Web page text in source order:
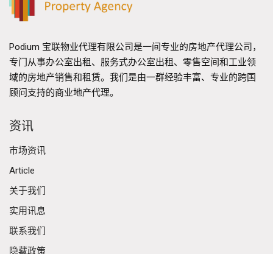
Podium 宝联物业代理有限公司是一间专业的房地产代理公司，
专门从事办公室出租、服务式办公室出租、零售空间和工业领
域的房地产销售和租赁。我们是由一群经验丰富、专业的跨国
顾问支持的商业地产代理。
资讯
市场资讯
Article
关于我们
实用讯息
联系我们
隐藏政策